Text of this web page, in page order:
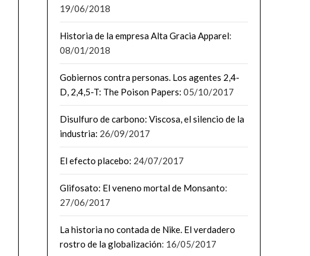
19/06/2018
Historia de la empresa Alta Gracia Apparel:
08/01/2018
Gobiernos contra personas. Los agentes 2,4-
D, 2,4,5-T: The Poison Papers: 05/10/2017
Disulfuro de carbono: Viscosa, el silencio de la
industria: 26/09/2017
El efecto placebo: 24/07/2017
Glifosato: El veneno mortal de Monsanto:
27/06/2017
La historia no contada de Nike. El verdadero
rostro de la globalización: 16/05/2017